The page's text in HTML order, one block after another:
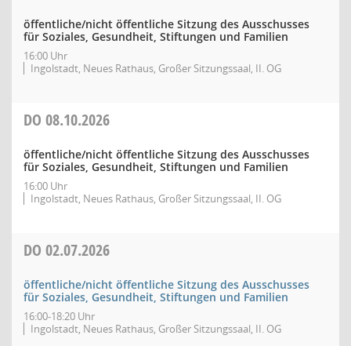
öffentliche/nicht öffentliche Sitzung des Ausschusses
für Soziales, Gesundheit, Stiftungen und Familien
16:00 Uhr
Ingolstadt, Neues Rathaus, Großer Sitzungssaal, II. OG
DO 08.10.2026
öffentliche/nicht öffentliche Sitzung des Ausschusses
für Soziales, Gesundheit, Stiftungen und Familien
16:00 Uhr
Ingolstadt, Neues Rathaus, Großer Sitzungssaal, II. OG
DO 02.07.2026
öffentliche/nicht öffentliche Sitzung des Ausschusses
für Soziales, Gesundheit, Stiftungen und Familien
16:00-18:20 Uhr
Ingolstadt, Neues Rathaus, Großer Sitzungssaal, II. OG